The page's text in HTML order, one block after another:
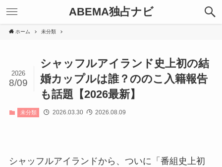
ABEMA独占ナビ
ホーム 未分類
シャッフルアイランド史上初の結
婚カップルは誰？ののこ入籍報告
も話題【2026最新】
2026
8/09
未分類 2026.03.30 2026.08.09
シャッフルアイランドから、ついに「番組史上初